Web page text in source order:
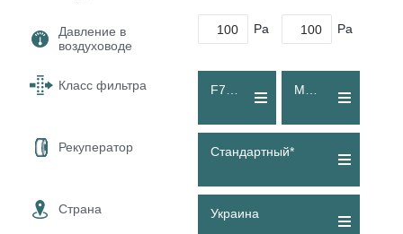
Давление в
воздуховоде
Pa Pa
Класс фильтра
Рекуператор Стандартный*
Страна Украина